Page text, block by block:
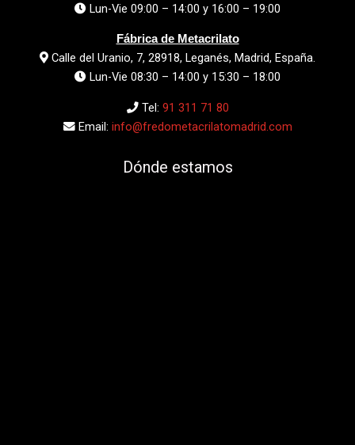
Lun-Vie 09:00 – 14:00 y 16:00 – 19:00
Fábrica de Metacrilato
Calle del Uranio, 7, 28918, Leganés, Madrid, España.
Lun-Vie 08:30 – 14:00 y 15:30 – 18:00
Tel: 91 311 71 80
Email: info@fredometacrilatomadrid.com
Dónde estamos